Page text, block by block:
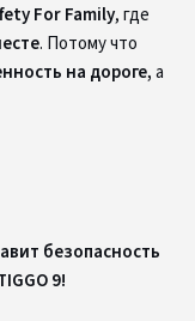
For Family, где
. Потому что
на дороге,а
безопасность
9!